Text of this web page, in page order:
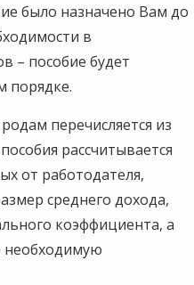
было назначено Вам до
в
– пособие будет
порядке.
перечисляется из
рассчитывается
от работодателя,
среднего дохода,
коэффициента, а
необходимую